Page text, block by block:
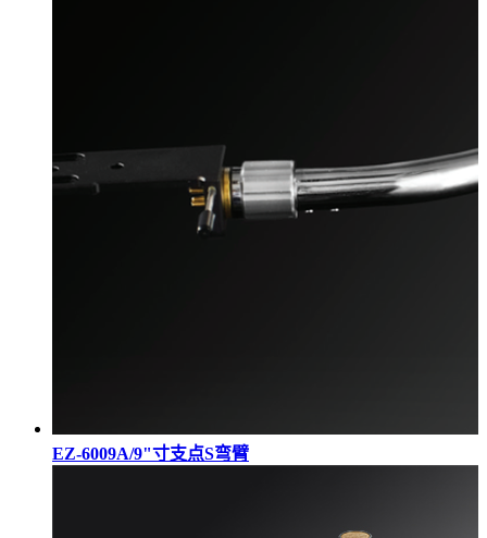
EZ-6009A/9"寸支点S弯臂